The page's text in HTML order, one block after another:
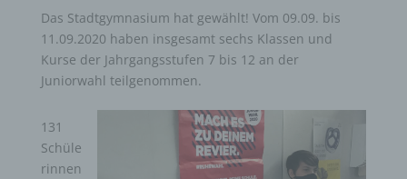
Das Stadtgymnasium hat gewählt! Vom 09.09. bis
11.09.2020 haben insgesamt sechs Klassen und
Kurse der Jahrgangsstufen 7 bis 12 an der
Juniorwahl teilgenommen.
131
Schüle
rinnen